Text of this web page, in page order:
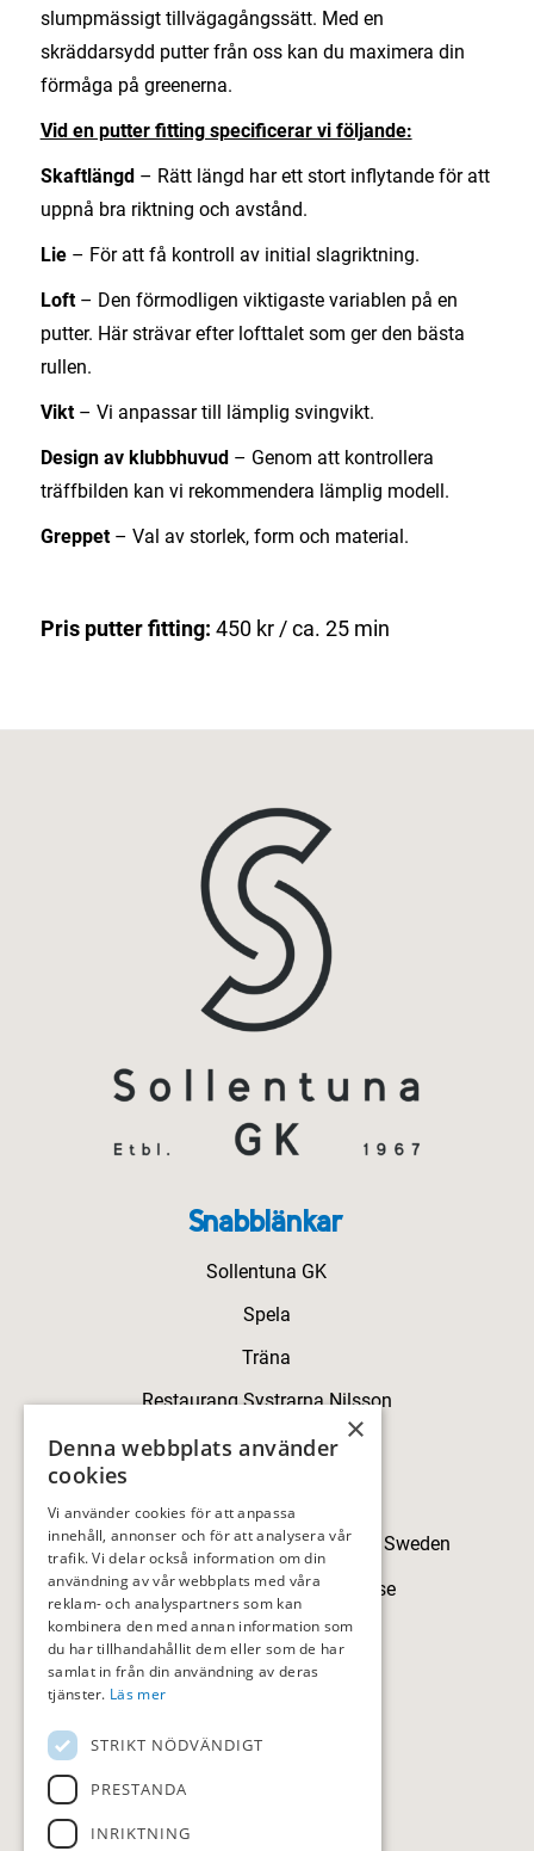
slumpmässigt tillvägagångssätt. Med en
skräddarsydd putter från oss kan du maximera din
förmåga på greenerna.
Vid en putter fitting specificerar vi följande:
Skaftlängd– Rätt längd har ett stort inflytande för att
uppnå bra riktning och avstånd.
Lie– För att få kontroll av initial slagriktning.
Loft– Den förmodligen viktigaste variablen på en
putter. Här strävar efter lofttalet som ger den bästa
rullen.
Vikt– Vi anpassar till lämplig svingvikt.
Design av klubbhuvud– Genom att kontrollera
träffbilden kan vi rekommendera lämplig modell.
Greppet – Val av storlek, form och material.
Pris putter fitting: 450 kr / ca. 25 min
Snabblänkar
Sollentuna GK
Spela
Träna
Restaurang Systrarna Nilsson
Kontakt
Skillingegården, 192 77 Sollentuna, Sweden
sollentunagk@sollentunagk.se
08-594 709 90
HITTA HIT
×
Denna webbplats använder
cookies
Vi använder cookies för att anpassa
innehåll, annonser och för att analysera vår
trafik. Vi delar också information om din
användning av vår webbplats med våra
reklam- och analyspartners som kan
kombinera den med annan information som
du har tillhandahållit dem eller som de har
samlat in från din användning av deras
tjänster. Läs mer
STRIKT NÖDVÄNDIGT
PRESTANDA
INRIKTNING